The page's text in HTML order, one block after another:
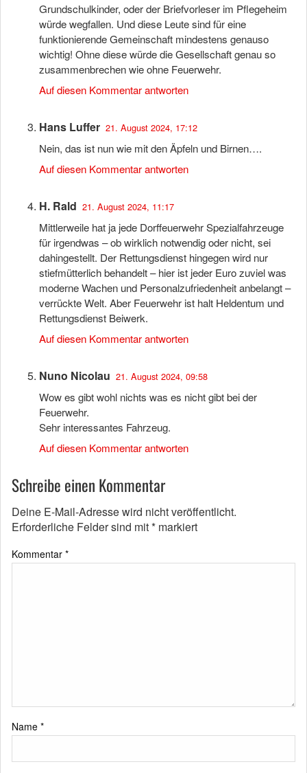
Grundschulkinder, oder der Briefvorleser im Pflegeheim
würde wegfallen. Und diese Leute sind für eine
funktionierende Gemeinschaft mindestens genauso
wichtig! Ohne diese würde die Gesellschaft genau so
zusammenbrechen wie ohne Feuerwehr.
Auf diesen Kommentar antworten
Hans Luffer 21. August 2024, 17:12
Nein, das ist nun wie mit den Äpfeln und Birnen….
Auf diesen Kommentar antworten
H. Rald 21. August 2024, 11:17
Mittlerweile hat ja jede Dorffeuerwehr Spezialfahrzeuge
für irgendwas – ob wirklich notwendig oder nicht, sei
dahingestellt. Der Rettungsdienst hingegen wird nur
stiefmütterlich behandelt – hier ist jeder Euro zuviel was
moderne Wachen und Personalzufriedenheit anbelangt –
verrückte Welt. Aber Feuerwehr ist halt Heldentum und
Rettungsdienst Beiwerk.
Auf diesen Kommentar antworten
Nuno Nicolau 21. August 2024, 09:58
Wow es gibt wohl nichts was es nicht gibt bei der
Feuerwehr.
Sehr interessantes Fahrzeug.
Auf diesen Kommentar antworten
Schreibe einen Kommentar
Deine E-Mail-Adresse wird nicht veröffentlicht.
Erforderliche Felder sind mit* markiert
Kommentar *
Name *